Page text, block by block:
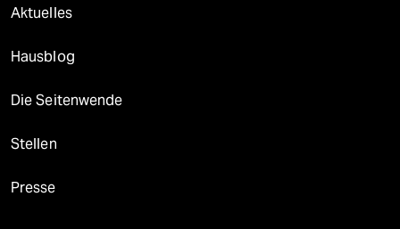
Aktuelles
Hausblog
Die Seitenwende
Stellen
Presse